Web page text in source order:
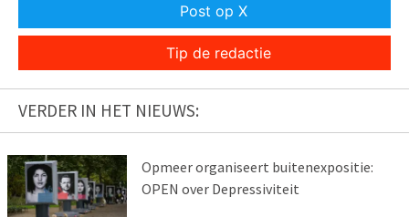
Post op X
Tip de redactie
VERDER IN HET NIEUWS:
Opmeer organiseert buitenexpositie:
OPEN over Depressiviteit